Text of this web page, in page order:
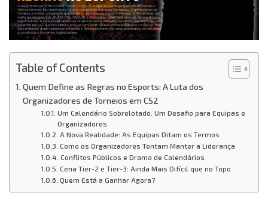
Table of Contents
Quem Define as Regras no Esports: A Luta dos
Organizadores de Torneios em CS2
Um Calendário Sobrelotado: Um Desafio para Equipas e
Organizadores
A Nova Realidade: As Equipas Ditam os Termos
Como os Organizadores Tentam Manter a Liderança
Conflitos Públicos e Drama de Calendários
Cena Tier-2 e Tier-3: Ainda Mais Difícil que no Topo
Quem Está a Ganhar Agora?